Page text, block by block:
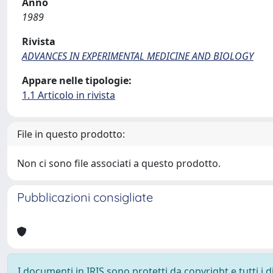
1989
Rivista
ADVANCES IN EXPERIMENTAL MEDICINE AND BIOLOGY
Appare nelle tipologie:
1.1 Articolo in rivista
File in questo prodotto:
Non ci sono file associati a questo prodotto.
Pubblicazioni consigliate